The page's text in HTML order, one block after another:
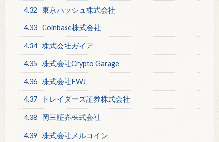
4.32 東京ハッシュ株式会社
4.33 Coinbase株式会社
4.34 株式会社ガイア
4.35 株式会社Crypto Garage
4.36 株式会社EWJ
4.37 トレイダーズ証券株式会社
4.38 岡三証券株式会社
4.39 株式会社メルコイン